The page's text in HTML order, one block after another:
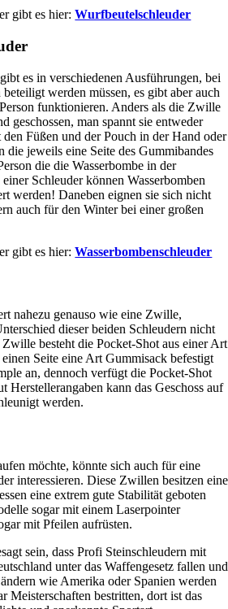
gibt es hier:Wurfbeutelschleuder
es in verschiedenen Ausführungen, bei
werden müssen, es gibt aber auch
funktionieren. Anders als die Zwille
geschossen, man spannt sie entweder
Füßen und der Pouch in der Hand oder
die jeweils eine Seite des Gummibandes
die die Wasserbombe in der
Schleuder können Wasserbomben
werden! Daneben eignen sie sich nicht
auch für den Winter bei einer großen
gibt es hier:Wasserbombenschleuder
nahezu genauso wie eine Zwille,
dieser beiden Schleudern nicht
besteht die Pocket-Shot aus einer Art
Seite eine Art Gummisack befestigt
an, dennoch verfügt die Pocket-Shot
Herstellerangaben kann das Geschoss auf
werden.
möchte, könnte sich auch für eine
interessieren. Diese Zwillen besitzen eine
eine extrem gute Stabilität geboten
sogar mit einem Laserpointer
mit Pfeilen aufrüsten.
sein, dass Profi Steinschleudern mit
unter das Waffengesetz fallen und
wie Amerika oder Spanien werden
Meisterschaften bestritten, dort ist das